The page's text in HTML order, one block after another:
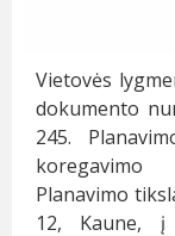
Vietovės
dokumento
245.
koregavimo
Planavimo
12, Kaune, į